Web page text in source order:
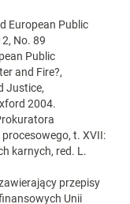
European Public
No. 89
Public
and Fire?,
Justice,
2004.
t. XVII:
karnych, red. L.
przepisy
Unii